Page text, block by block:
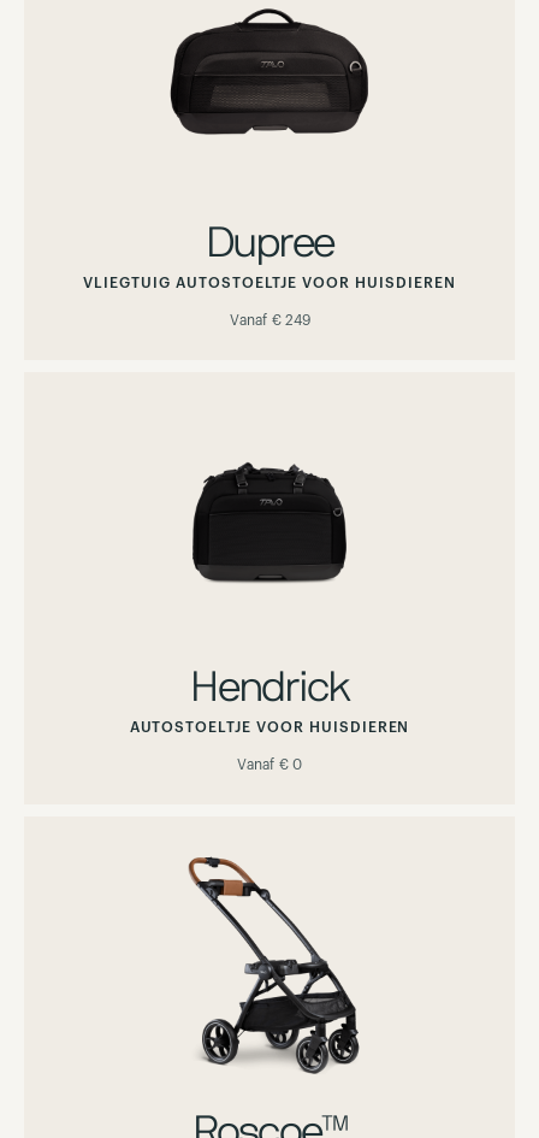
Dupree
VLIEGTUIG AUTOSTOELTJE VOOR HUISDIEREN
Vanaf € 249
Hendrick
AUTOSTOELTJE VOOR HUISDIEREN
Vanaf € 0